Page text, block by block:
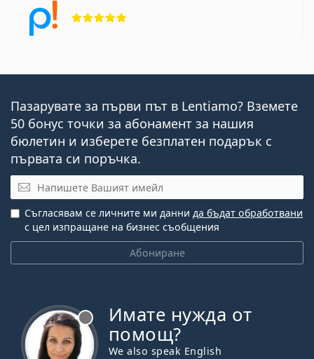
Пазарувате за първи път в Lentiamo? Вземете
50 бонус точки за абонамент за нашия
бюлетин и изберете безплатен подарък с
първата си поръчка.
Имейл
Абониране
Съгласявам се личните ми данни да бъдат обработвани
с цел изпращане на бизнес съобщения
Имате нужда от
помощ?
We also speak English